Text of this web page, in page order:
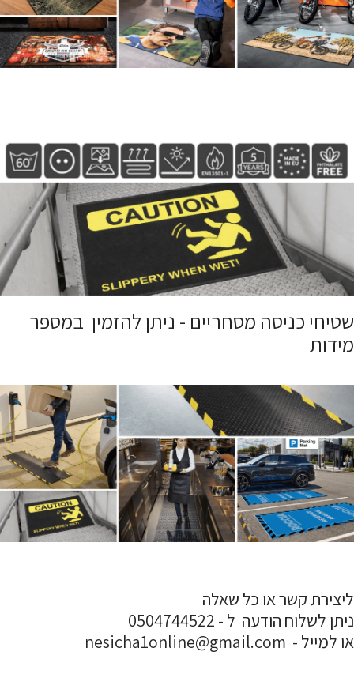
שטיחי כניסה מסחריים - ניתן להזמין במספר
מידות
ליצירת קשר או כל שאלה
ניתן לשלוח הודעה ל - 0504744522
או למייל - nesicha1online@gmail.com